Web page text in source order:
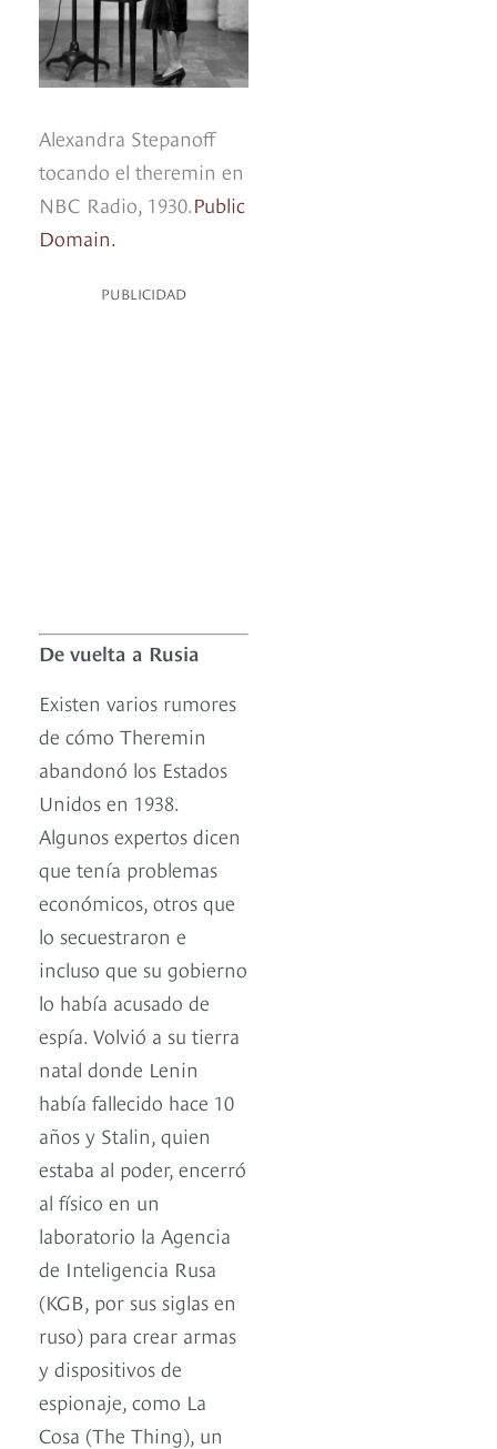
Alexandra Stepanoff
tocando el theremin en
NBC Radio, 1930. Public
Domain.
PUBLICIDAD
De vuelta a Rusia
Existen varios rumores
de cómo Theremin
abandonó los Estados
Unidos en 1938.
Algunos expertos dicen
que tenía problemas
económicos, otros que
lo secuestraron e
incluso que su gobierno
lo había acusado de
espía. Volvió a su tierra
natal donde Lenin
había fallecido hace 10
años y Stalin, quien
estaba al poder, encerró
al físico en un
laboratorio la Agencia
de Inteligencia Rusa
(KGB, por sus siglas en
ruso) para crear armas
y dispositivos de
espionaje, como La
Cosa (The Thing), un